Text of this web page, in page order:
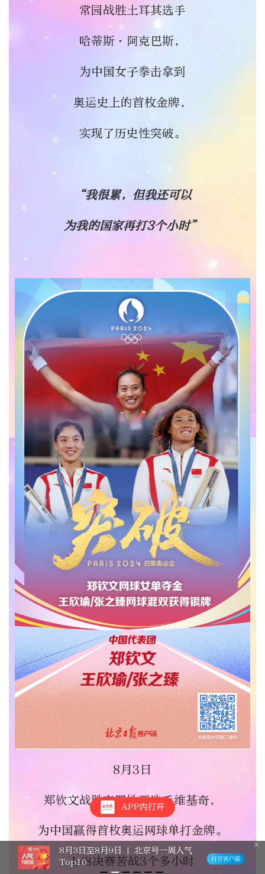
常园战胜土耳其选手
哈蒂斯·阿克巴斯，
为中国女子拳击拿到
奥运史上的首枚金牌，
实现了历史性突破。
“我很累，但我还可以
为我的国家再打3个小时”
8月3日
郑钦文战胜克罗地亚选手维基奇，
为中国赢得首枚奥运网球单打金牌。
1/8决赛苦战3个多小时
APP内打开
8月3日至8月9日 | 北京号一周人气
Top10